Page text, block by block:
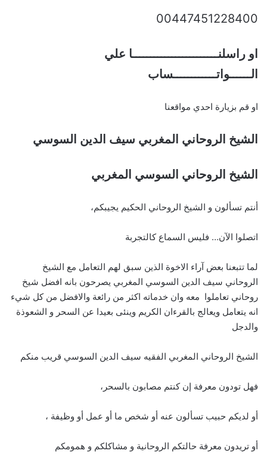
00447451228400
او راسلنــــــــــــــــــــــــا علي
الــــــواتــــــــــــساب
او قم بزيارة احدي مواقعنا
الشيخ الروحاني المغربي سيف الدين السوسي
الشيخ الروحاني السوسي المغربي
أنتم تسألون و الشيخ الروحاني الحكيم يجيبكم،
اتصلوا الآن… فليس السماع كالتجربة
لما تتبعنا بعض آراء الاخوة الذين سبق لهم التعامل مع الشيخ
الروحاني سيف الدين السوسي المغربي يصرحون بانه افضل شيخ
روحاني تعاملوا معه وان خدماته اكثر من رائعة والافضل من كل شيء
انه يتعامل ويعالج بالقرءان الكريم وينئى بعيدا عن السحر و الشعوذة
والدجل
الشيخ الروحاني المغربي الفقيه سيف الدين السوسي قريب منكم
فهل تودون معرفة إن كنتم مصابون بالسحر،
أو لديكم حبيب تسألون عنه أو شخص ما أو عمل أو وظيفة ،
أو تريدون معرفة حالتكم الروحانية و مشاكلكم و همومكم